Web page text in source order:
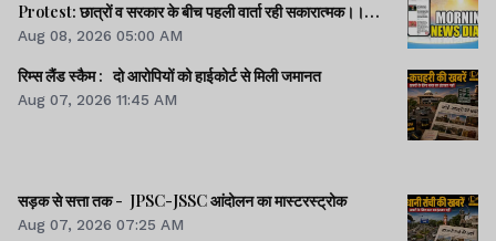
Protest: छात्रों व सरकार के बीच पहली वार्ता रही सकारात्मक।।
साइबर क्राइम मामलों की जांच में झारखंड पुलिस फिसड्डी।।संसद में
विपक्षी दलों का हंगामा, कार्यवाही स्थगित।। समेत कई खबरें व वीडियो.
Aug 08, 2026 05:00 AM
रिम्स लैंड स्कैम : दो आरोपियों को हाईकोर्ट से मिली जमानत
Aug 07, 2026 11:45 AM
सड़क से सत्ता तक - JPSC-JSSC आंदोलन का मास्टरस्ट्रोक
Aug 07, 2026 07:25 AM